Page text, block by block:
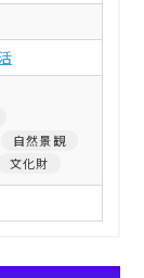
自然景観
文化財